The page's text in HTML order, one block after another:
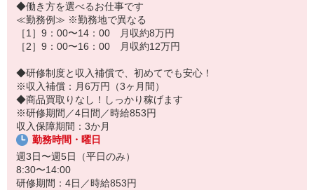
☆ココがPoint☆
・家事・夕食の支度なども余裕をもってできます！
◆働き方を選べるお仕事です
≪勤務例≫ ※勤務地で異なる
［1］9：00〜14：00 月収約8万円
［2］9：00〜16：00 月収約12万円
◆研修制度と収入補償で、初めてでも安心！
※収入補償：月6万円（3ヶ月間）
◆商品買取りなし！しっかり稼げます
※研修期間／4日間／時給853円
収入保障期間：3か月
勤務時間・曜日
週3日〜週5日（平日のみ）
8:30〜14:00
研修期間：4日／時給853円